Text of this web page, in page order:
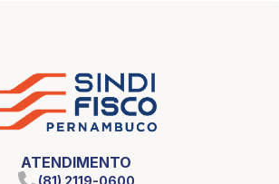
ATENDIMENTO